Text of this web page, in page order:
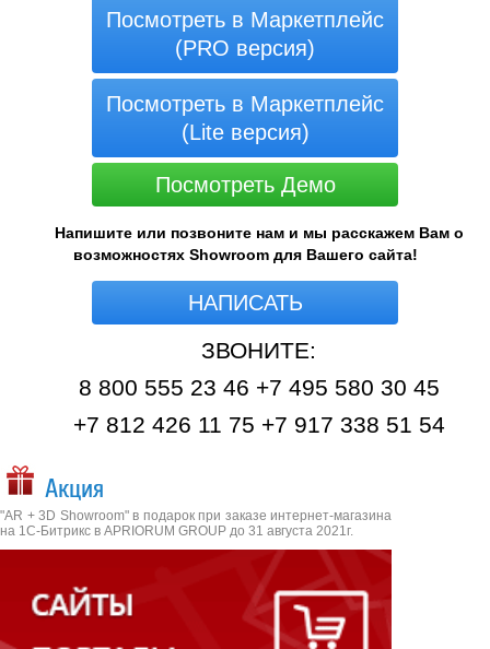
Посмотреть в Маркетплейс
(PRO версия)
Посмотреть в Маркетплейс
(Lite версия)
Посмотреть Демо
Напишите или позвоните нам и мы расскажем Вам о
возможностях Showroom для Вашего сайта!
НАПИСАТЬ
ЗВОНИТЕ:
8 800 555 23 46 +7 495 580 30 45
+7 812 426 11 75 +7 917 338 51 54
Акция
"AR + 3D Showroom" в подарок при заказе интернет-магазина
на 1С-Битрикс в APRIORUM GROUP до 31 августа 2021г.